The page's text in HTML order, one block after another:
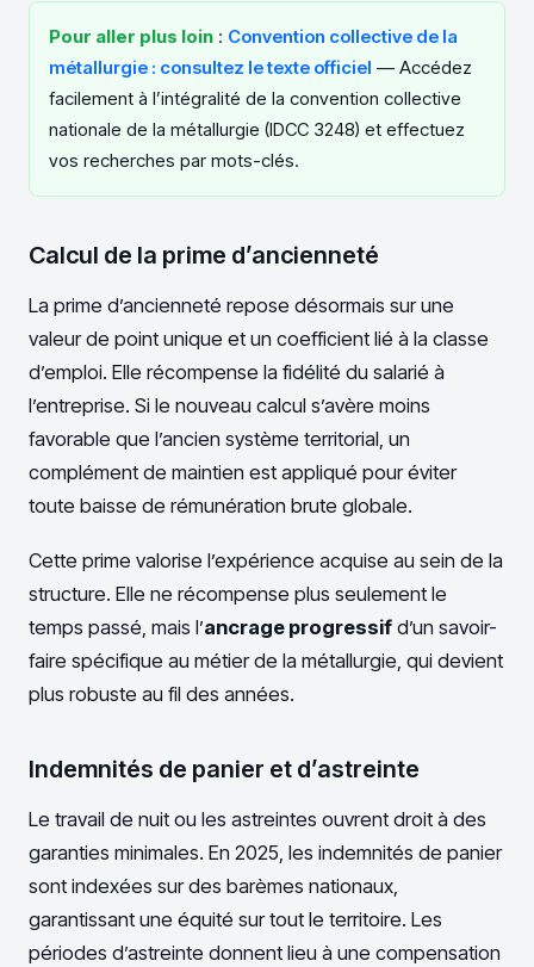
Pour aller plus loin : Convention collective de la
métallurgie : consultez le texte officiel — Accédez
facilement à l’intégralité de la convention collective
nationale de la métallurgie (IDCC 3248) et effectuez
vos recherches par mots-clés.
Calcul de la prime d’ancienneté
La prime d’ancienneté repose désormais sur une
valeur de point unique et un coefficient lié à la classe
d’emploi. Elle récompense la fidélité du salarié à
l’entreprise. Si le nouveau calcul s’avère moins
favorable que l’ancien système territorial, un
complément de maintien est appliqué pour éviter
toute baisse de rémunération brute globale.
Cette prime valorise l’expérience acquise au sein de la
structure. Elle ne récompense plus seulement le
temps passé, mais l’ancrage progressif d’un savoir-
faire spécifique au métier de la métallurgie, qui devient
plus robuste au fil des années.
Indemnités de panier et d’astreinte
Le travail de nuit ou les astreintes ouvrent droit à des
garanties minimales. En 2025, les indemnités de panier
sont indexées sur des barèmes nationaux,
garantissant une équité sur tout le territoire. Les
périodes d’astreinte donnent lieu à une compensation